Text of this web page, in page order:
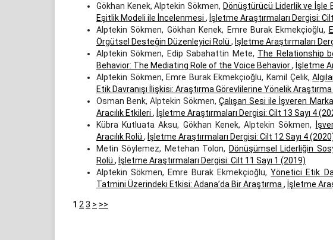
Gökhan Kenek, Alptekin Sökmen, Dönüştürücü Liderlik ve İşle
Eşitlik Modeli ile İncelenmesi , İşletme Araştırmaları Dergisi:
Alptekin Sökmen, Gökhan Kenek, Emre Burak Ekmekçioğlu,
Örgütsel Desteğin Düzenleyici Rolü , İşletme Araştırmaları
Alptekin Sökmen, Edip Sabahattin Mete, The Relationship
Behavior: The Mediating Role of the Voice Behavior, İşletme
Alptekin Sökmen, Emre Burak Ekmekçioğlu, Kamil Çelik,
Etik Davranışı İlişkisi: Araştırma Görevlilerine Yönelik Araştırma
Osman Benk, Alptekin Sökmen,Çalışan Sesi ile İşveren
Aracılık Etkileri , İşletme Araştırmaları Dergisi: Cilt 13 Sayı 4
Kübra Kutluata Aksu, Gökhan Kenek, Alptekin Sökmen,
Aracılık Rolü , İşletme Araştırmaları Dergisi: Cilt 12 Sayı 4
Metin Söylemez, Metehan Tolon, Dönüşümsel Liderliğin
Rolü , İşletme Araştırmaları Dergisi: Cilt 11 Sayı 1 (2019)
Alptekin Sökmen, Emre Burak Ekmekçioğlu,Yönetici Etik
Tatmini Üzerindeki Etkisi: Adana’da Bir Araştırma , İşletme
1 2 3 > >>